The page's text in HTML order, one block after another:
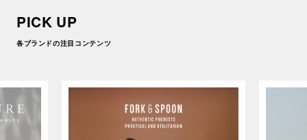
PICK UP
各ブランドの注目コンテンツ